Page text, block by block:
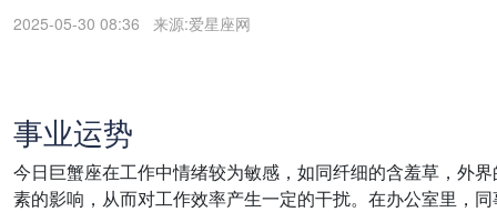
2025-05-30 08:36 来源:爱星座网
事业运势
今日巨蟹座在工作中情绪较为敏感，如同纤细的含羞草，外
素的影响，从而对工作效率产生一定的干扰。在办公室里，